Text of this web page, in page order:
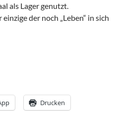
als Lager genutzt.
der noch „Leben“ in sich
Drucken